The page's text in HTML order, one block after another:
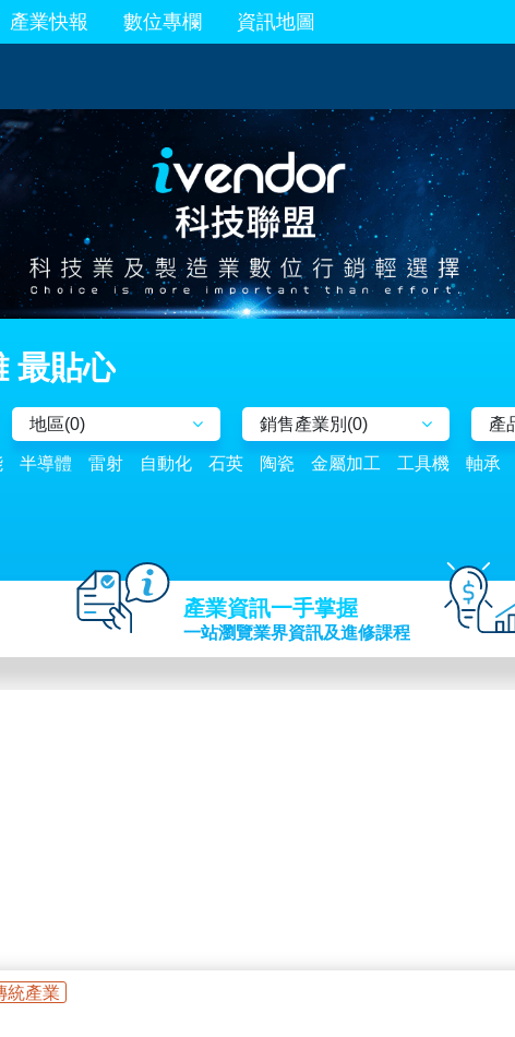
產業快報 數位專欄 資訊地圖
最貼心
地區(0) 銷售產業別(0) 產
半導體 雷射 自動化 石英 陶瓷 金屬加工 工具機 軸承
產業資訊一手掌握
一站瀏覽業界資訊及進修課程
統產業